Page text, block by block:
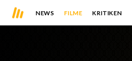
NEWS FILME KRITIKEN